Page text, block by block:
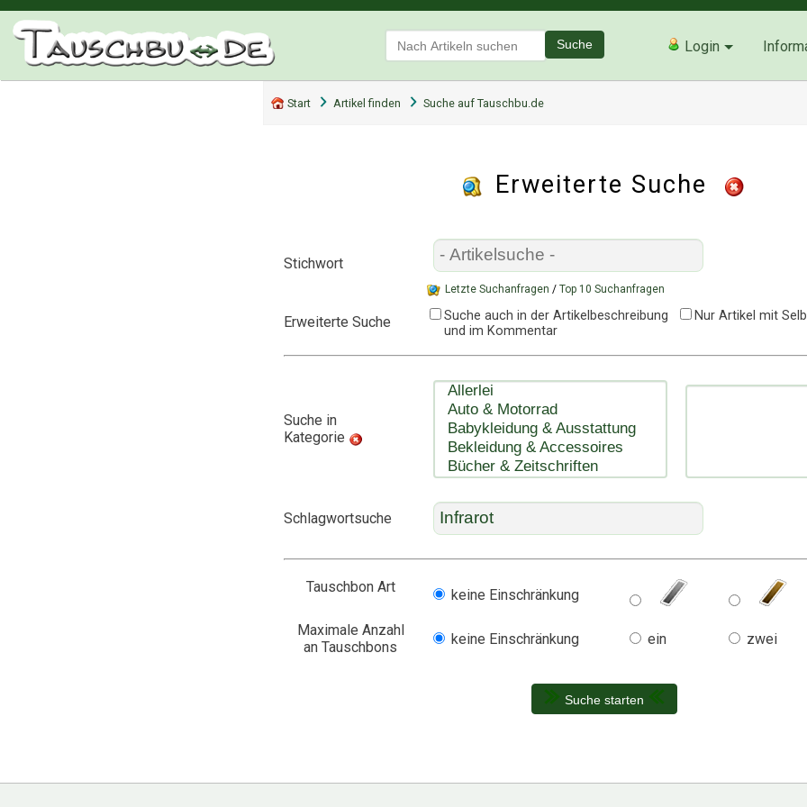
Suche Login
Start Artikel finden Suche auf Tauschbu.de
Erweiterte Suche
Stichwort
Letzte Suchanfragen / Top 10 Suchanfragen
Erweiterte Suche
Suche auch in der Artikelbeschreibung
und im Kommentar
Nur Artikel mit
Suche in
Kategorie
Schlagwortsuche
Tauschbon Art keine Einschränkung
Maximale Anzahl
an Tauschbons
keine Einschränkung ein zwei
Suche starten